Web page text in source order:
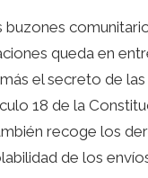
queda en
el secreto de las
18 de la
recoge los
de los